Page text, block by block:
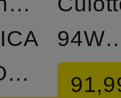
SHORTS